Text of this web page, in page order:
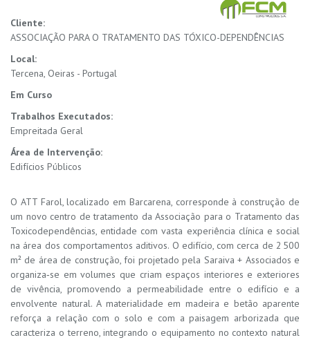
Cliente:
ASSOCIAÇÃO PARA O TRATAMENTO DAS TÓXICO-DEPENDÊNCIAS
Local:
Tercena, Oeiras - Portugal
Em Curso
Trabalhos Executados:
Empreitada Geral
Área de Intervenção:
Edifícios Públicos
O ATT Farol, localizado em Barcarena, corresponde à construção de
um novo centro de tratamento da Associação para o Tratamento das
Toxicodependências, entidade com vasta experiência clínica e social
na área dos comportamentos aditivos. O edifício, com cerca de 2 500
m² de área de construção, foi projetado pela Saraiva + Associados e
organiza‑se em volumes que criam espaços interiores e exteriores
de vivência, promovendo a permeabilidade entre o edifício e a
envolvente natural. A materialidade em madeira e betão aparente
reforça a relação com o solo e com a paisagem arborizada que
caracteriza o terreno, integrando o equipamento no contexto natural